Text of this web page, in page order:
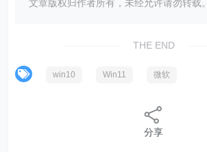
文章版权归作者所有，未经允许请勿转载。
THE END
win10 Win11 微软
分享